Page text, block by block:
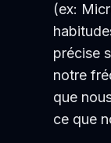
(ex:
précise
notre
que
ce que